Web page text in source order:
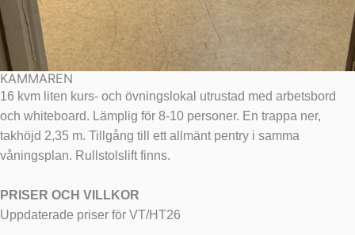
KAMMAREN
16 kvm liten kurs- och övningslokal utrustad med arbetsbord
och whiteboard. Lämplig för 8-10 personer. En trappa ner,
takhöjd 2,35 m. Tillgång till ett allmänt pentry i samma
våningsplan. Rullstolslift finns.
PRISER OCH VILLKOR
Uppdaterade priser för VT/HT26